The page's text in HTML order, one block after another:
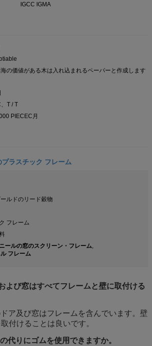
IGCC IGMA
の価値がある木は入れ込まれるペーパーと作成します
T / T
PIECEC月
ラスチック フレーム
ルドのリード穀物
フレーム
ールの窓のスクリーン・フレーム,
フレーム
よび窓はすべてフレームと壁に取付ける
ア及び窓はフレームを含んでいます。壁
付けることは良いです。
代りにゴムを使用できますか。